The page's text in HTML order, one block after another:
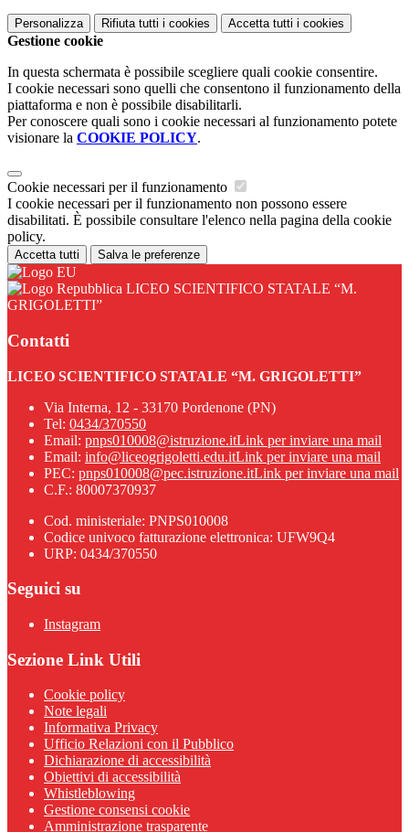
Personalizza Rifiuta tutti i cookies Accetta tutti i cookies
Gestione cookie
In questa schermata è possibile scegliere quali cookie consentire.
I cookie necessari sono quelli che consentono il funzionamento della
piattaforma e non è possibile disabilitarli.
Per conoscere quali sono i cookie necessari al funzionamento potete
visionare la COOKIE POLICY.
Cookie necessari per il funzionamento
I cookie necessari per il funzionamento non possono essere
disabilitati. È possibile consultare l'elenco nella pagina della cookie
policy.
Accetta tutti Salva le preferenze
LICEO SCIENTIFICO STATALE “M.
GRIGOLETTI”
Contatti
LICEO SCIENTIFICO STATALE “M. GRIGOLETTI”
Via Interna, 12 - 33170 Pordenone (PN)
Tel: 0434/370550
Email: pnps010008@istruzione.itLink per inviare una mail
Email: info@liceogrigoletti.edu.itLink per inviare una mail
PEC: pnps010008@pec.istruzione.itLink per inviare una mail
C.F.: 80007370937
Cod. ministeriale: PNPS010008
Codice univoco fatturazione elettronica: UFW9Q4
URP: 0434/370550
Seguici su
Instagram
Sezione Link Utili
Cookie policy
Note legali
Informativa Privacy
Ufficio Relazioni con il Pubblico
Dichiarazione di accessibilità
Obiettivi di accessibilità
Whistleblowing
Gestione consensi cookie
Amministrazione trasparente